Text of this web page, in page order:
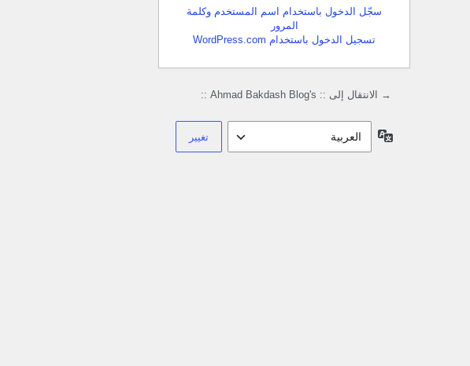
سجّل الدخول باستخدام اسم المستخدم وكلمة
المرور
تسجيل الدخول باستخدام WordPress.com
→ الانتقال إلى :: Ahmad Bakdash Blog's ::
اللغة